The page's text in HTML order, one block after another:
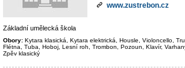
www.zustrebon.cz
Základní umělecká škola
Obory: Kytara klasická, Kytara elektrická, Housle, Violoncello,
Flétna, Tuba, Hoboj, Lesní roh, Trombon, Pozoun, Klavír,
Zpěv klasický